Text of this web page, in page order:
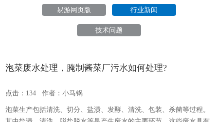
易游网页版 行业新闻
技术问题
泡菜废水处理，腌制酱菜厂污水如何处理?
点击：134 作者：小马锅
泡菜生产包括清洗、切分、盐渍、发酵、清洗、包装、杀菌等过程。